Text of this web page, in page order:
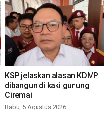
KSP jelaskan alasan KDMP
dibangun di kaki gunung
Ciremai
Rabu, 5 Agustus 2026